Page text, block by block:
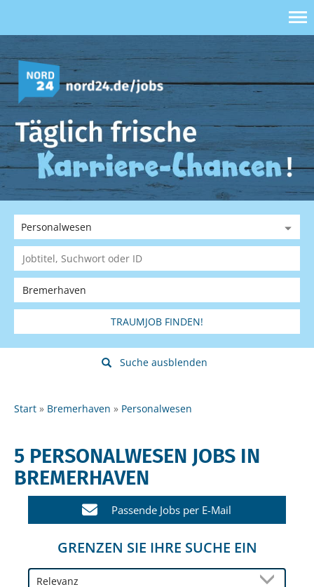
TRAUMJOB FINDEN!
Suche ausblenden
Start Bremerhaven Personalwesen
5 PERSONALWESEN JOBS IN
BREMERHAVEN
Passende Jobs per E-Mail
GRENZEN SIE IHRE SUCHE EIN